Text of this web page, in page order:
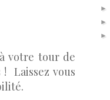
votre tour de
Laissez vous
►
►
►